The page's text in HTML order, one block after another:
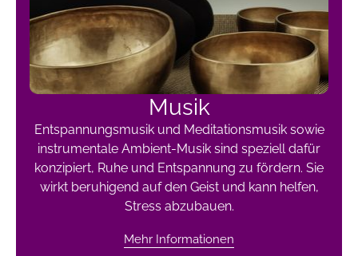
Musik
Entspannungsmusik und Meditationsmusik sowie
instrumentale Ambient-Musik sind speziell dafür
konzipiert, Ruhe und Entspannung zu fördern. Sie
wirkt beruhigend auf den Geist und kann helfen,
Stress abzubauen.
Mehr Informationen